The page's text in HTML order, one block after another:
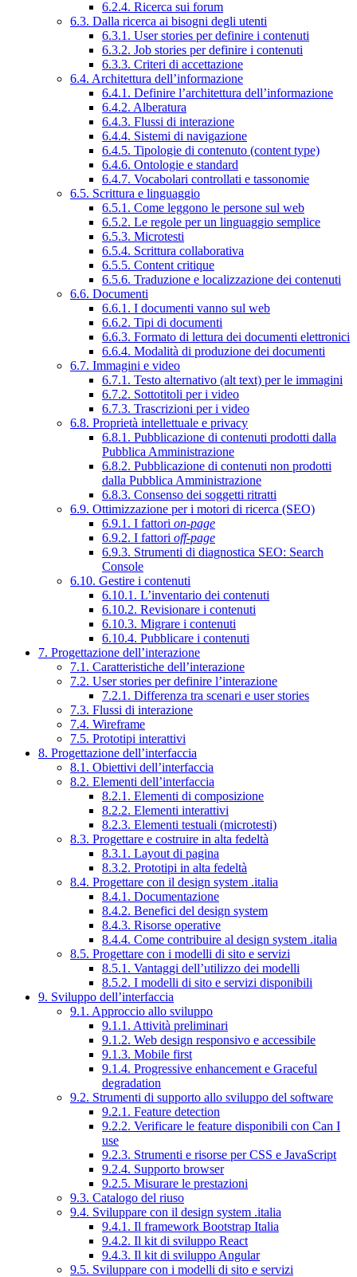
6.2.4. Ricerca sui forum
6.3. Dalla ricerca ai bisogni degli utenti
6.3.1. User stories per definire i contenuti
6.3.2. Job stories per definire i contenuti
6.3.3. Criteri di accettazione
6.4. Architettura dell’informazione
6.4.1. Definire l’architettura dell’informazione
6.4.2. Alberatura
6.4.3. Flussi di interazione
6.4.4. Sistemi di navigazione
6.4.5. Tipologie di contenuto (content type)
6.4.6. Ontologie e standard
6.4.7. Vocabolari controllati e tassonomie
6.5. Scrittura e linguaggio
6.5.1. Come leggono le persone sul web
6.5.2. Le regole per un linguaggio semplice
6.5.3. Microtesti
6.5.4. Scrittura collaborativa
6.5.5. Content critique
6.5.6. Traduzione e localizzazione dei contenuti
6.6. Documenti
6.6.1. I documenti vanno sul web
6.6.2. Tipi di documenti
6.6.3. Formato di lettura dei documenti elettronici
6.6.4. Modalità di produzione dei documenti
6.7. Immagini e video
6.7.1. Testo alternativo (alt text) per le immagini
6.7.2. Sottotitoli per i video
6.7.3. Trascrizioni per i video
6.8. Proprietà intellettuale e privacy
6.8.1. Pubblicazione di contenuti prodotti dalla
Pubblica Amministrazione
6.8.2. Pubblicazione di contenuti non prodotti
dalla Pubblica Amministrazione
6.8.3. Consenso dei soggetti ritratti
6.9. Ottimizzazione per i motori di ricerca (SEO)
6.9.1. I fattori on-page
6.9.2. I fattori off-page
6.9.3. Strumenti di diagnostica SEO: Search
Console
6.10. Gestire i contenuti
6.10.1. L’inventario dei contenuti
6.10.2. Revisionare i contenuti
6.10.3. Migrare i contenuti
6.10.4. Pubblicare i contenuti
7. Progettazione dell’interazione
7.1. Caratteristiche dell’interazione
7.2. User stories per definire l’interazione
7.2.1. Differenza tra scenari e user stories
7.3. Flussi di interazione
7.4. Wireframe
7.5. Prototipi interattivi
8. Progettazione dell’interfaccia
8.1. Obiettivi dell’interfaccia
8.2. Elementi dell’interfaccia
8.2.1. Elementi di composizione
8.2.2. Elementi interattivi
8.2.3. Elementi testuali (microtesti)
8.3. Progettare e costruire in alta fedeltà
8.3.1. Layout di pagina
8.3.2. Prototipi in alta fedeltà
8.4. Progettare con il design system .italia
8.4.1. Documentazione
8.4.2. Benefici del design system
8.4.3. Risorse operative
8.4.4. Come contribuire al design system .italia
8.5. Progettare con i modelli di sito e servizi
8.5.1. Vantaggi dell’utilizzo dei modelli
8.5.2. I modelli di sito e servizi disponibili
9. Sviluppo dell’interfaccia
9.1. Approccio allo sviluppo
9.1.1. Attività preliminari
9.1.2. Web design responsivo e accessibile
9.1.3. Mobile first
9.1.4. Progressive enhancement e Graceful
degradation
9.2. Strumenti di supporto allo sviluppo del software
9.2.1. Feature detection
9.2.2. Verificare le feature disponibili con Can I
use
9.2.3. Strumenti e risorse per CSS e JavaScript
9.2.4. Supporto browser
9.2.5. Misurare le prestazioni
9.3. Catalogo del riuso
9.4. Sviluppare con il design system .italia
9.4.1. Il framework Bootstrap Italia
9.4.2. Il kit di sviluppo React
9.4.3. Il kit di sviluppo Angular
9.5. Sviluppare con i modelli di sito e servizi